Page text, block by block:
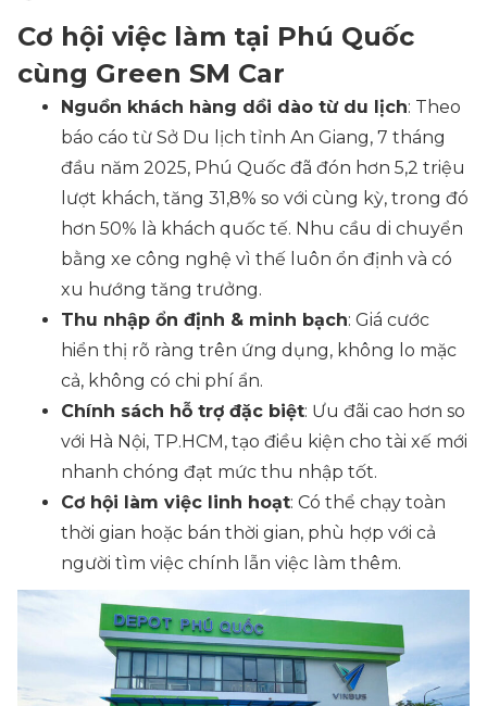
Cơ hội việc làm tại Phú Quốc
cùng Green SM Car
Nguồn khách hàng dồi dào từ du lịch: Theo
báo cáo từ Sở Du lịch tỉnh An Giang, 7 tháng
đầu năm 2025, Phú Quốc đã đón hơn 5,2 triệu
lượt khách, tăng 31,8% so với cùng kỳ, trong đó
hơn 50% là khách quốc tế. Nhu cầu di chuyển
bằng xe công nghệ vì thế luôn ổn định và có
xu hướng tăng trưởng.
Thu nhập ổn định & minh bạch: Giá cước
hiển thị rõ ràng trên ứng dụng, không lo mặc
cả, không có chi phí ẩn.
Chính sách hỗ trợ đặc biệt: Ưu đãi cao hơn so
với Hà Nội, TP.HCM, tạo điều kiện cho tài xế mới
nhanh chóng đạt mức thu nhập tốt.
Cơ hội làm việc linh hoạt: Có thể chạy toàn
thời gian hoặc bán thời gian, phù hợp với cả
người tìm việc chính lẫn việc làm thêm.